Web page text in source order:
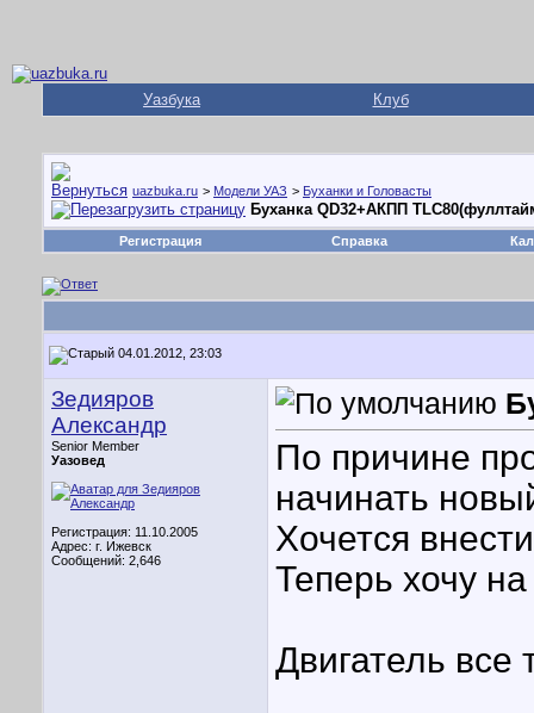
Уазбука Клуб
uazbuka.ru > Модели УАЗ > Буханки и Головасты
Буханка QD32+АКПП
Регистрация Справка
04.01.2012, 23:03
Зедияров
Александр
Senior Member
Уазовед
Регистрация: 11.10.2005
Адрес: г. Ижевск
Сообщений: 2,646
По причине
начинать
Хочется
Теперь хочу
Двигатель все